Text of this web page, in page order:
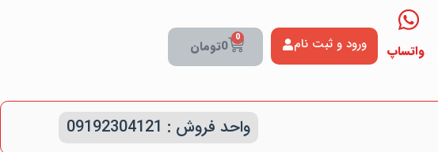
واتساپ ورود و ثبت نام 0تومان 0
واحد فروش : 09192304121